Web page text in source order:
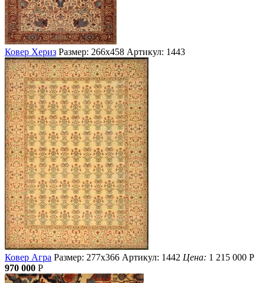
Ковер Хериз Размер: 266х458 Артикул: 1443
Ковер Агра Размер: 277х366 Артикул: 1442 Цена: 1 215 000 Р
970 000 Р